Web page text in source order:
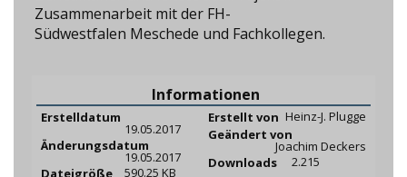
Zusammenarbeit mit der FH-
Südwestfalen Meschede und Fachkollegen.
Informationen
Erstelldatum
19.05.2017
Änderungsdatum
19.05.2017
Dateigröße
590.25 KB
Erstellt von Heinz-J. Plugge
Geändert von
Joachim Deckers
Downloads
2.215